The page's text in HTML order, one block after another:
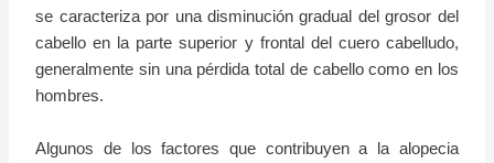
se caracteriza por una disminución gradual del grosor del
cabello en la parte superior y frontal del cuero cabelludo,
generalmente sin una pérdida total de cabello como en los
hombres.
Algunos de los factores que contribuyen a la alopecia